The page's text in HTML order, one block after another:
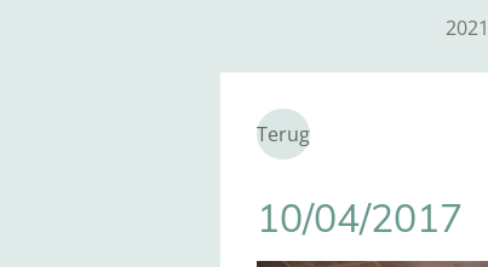
Terug
10/04/2017